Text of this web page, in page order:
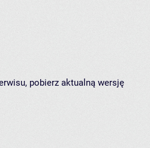
pobierz aktualną wersję